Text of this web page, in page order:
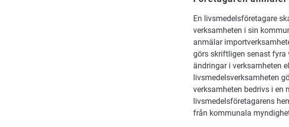
En livsmedelsföretagare
verksamheten i sin
anmälar
görs skriftligen senast fyra
ändringar i verksamheten
livsmedelsverksamheten
verksamheten bedrivs i en
livsmedelsföretagarens
från kommunala